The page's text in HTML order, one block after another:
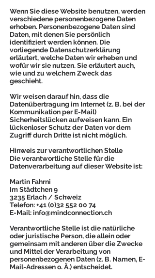
Wenn Sie diese Website benutzen, werden
verschiedene personenbezogene Daten
erhoben. Personenbezogene Daten sind
Daten, mit denen Sie persönlich
identifiziert werden können. Die
vorliegende Datenschutzerklärung
erläutert, welche Daten wir erheben und
wofür wir sie nutzen. Sie erläutert auch,
wie und zu welchem Zweck das
geschieht.
Wir weisen darauf hin, dass die
Datenübertragung im Internet (z. B. bei der
Kommunikation per E-Mail)
Sicherheitslücken aufweisen kann. Ein
lückenloser Schutz der Daten vor dem
Zugriff durch Dritte ist nicht möglich.
Hinweis zur verantwortlichen Stelle
Die verantwortliche Stelle für die
Datenverarbeitung auf dieser Website ist:
Martin Fahrni
Im Städtchen 9
3235 Erlach / Schweiz
Telefon:+41 (0)32 552 00 74
E-Mail:info@mindconnection.ch
Verantwortliche Stelle ist die natürliche
oder juristische Person, die allein oder
gemeinsam mit anderen über die Zwecke
und Mittel der Verarbeitung von
personenbezogenen Daten (z. B. Namen, E-
Mail-Adressen o. Ä.) entscheidet.